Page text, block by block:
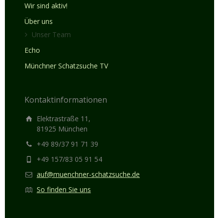
Wir sind aktiv!
Über uns
Unser Team
Echo
Münchner Schatzsuche TV
Kontaktinformationen
Elektrastraße 11,
81925 München
+49 89/37 91 71 39
+49 157/83 05 91 54
auf@muenchner-schatzsuche.de
So finden Sie uns